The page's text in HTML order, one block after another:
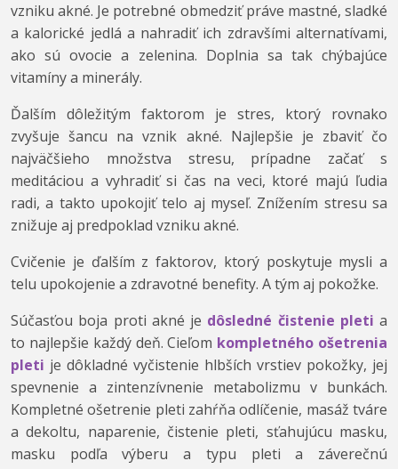
vzniku akné. Je potrebné obmedziť práve mastné, sladké
a kalorické jedlá a nahradiť ich zdravšími alternatívami,
ako sú ovocie a zelenina. Doplnia sa tak chýbajúce
vitamíny a minerály.
Ďalším dôležitým faktorom je stres, ktorý rovnako
zvyšuje šancu na vznik akné. Najlepšie je zbaviť čo
najväčšieho množstva stresu, prípadne začať s
meditáciou a vyhradiť si čas na veci, ktoré majú ľudia
radi, a takto upokojiť telo aj myseľ. Znížením stresu sa
znižuje aj predpoklad vzniku akné.
Cvičenie je ďalším z faktorov, ktorý poskytuje mysli a
telu upokojenie a zdravotné benefity. A tým aj pokožke.
Súčasťou boja proti akné je dôsledné čistenie pleti a
to najlepšie každý deň. Cieľom kompletného ošetrenia
pleti je dôkladné vyčistenie hlbších vrstiev pokožky, jej
spevnenie a zintenzívnenie metabolizmu v bunkách.
Kompletné ošetrenie pleti zahŕňa odlíčenie, masáž tváre
a dekoltu, naparenie, čistenie pleti, sťahujúcu masku,
masku podľa výberu a typu pleti a záverečnú